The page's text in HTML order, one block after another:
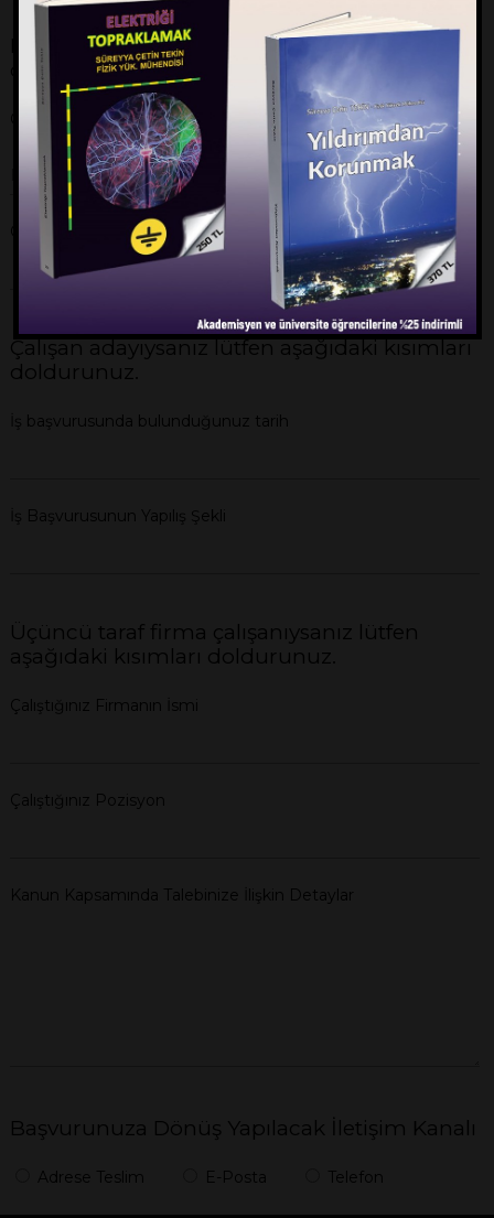
Eski çalışansanız lütfen aşağıdaki kısımları
doldurunuz.
Çalıştığınız Yıllar
Çalıştığınız Birim
Çalışan adayıysanız lütfen aşağıdaki kısımları
doldurunuz.
İş başvurusunda bulunduğunuz tarih
İş Başvurusunun Yapılış Şekli
Üçüncü taraf firma çalışanıysanız lütfen
aşağıdaki kısımları doldurunuz.
Çalıştığınız Firmanın İsmi
Çalıştığınız Pozisyon
Kanun Kapsamında Talebinize İlişkin Detaylar
Başvurunuza Dönüş Yapılacak İletişim Kanalı
Adrese Teslim E-Posta Telefon